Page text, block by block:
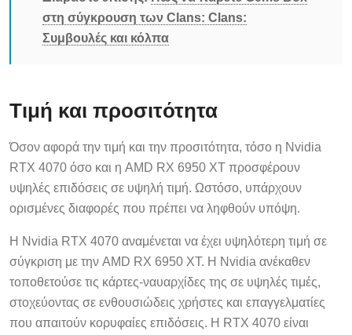
στη σύγκρουση των Clans: Clans:
Συμβουλές και κόλπα
Τιμή και προσιτότητα
Όσον αφορά την τιμή και την προσιτότητα, τόσο η Nvidia
RTX 4070 όσο και η AMD RX 6950 XT προσφέρουν
υψηλές επιδόσεις σε υψηλή τιμή. Ωστόσο, υπάρχουν
ορισμένες διαφορές που πρέπει να ληφθούν υπόψη.
Η Nvidia RTX 4070 αναμένεται να έχει υψηλότερη τιμή σε
σύγκριση με την AMD RX 6950 XT. Η Nvidia ανέκαθεν
τοποθετούσε τις κάρτες-ναυαρχίδες της σε υψηλές τιμές,
στοχεύοντας σε ενθουσιώδεις χρήστες και επαγγελματίες
που απαιτούν κορυφαίες επιδόσεις. Η RTX 4070 είναι